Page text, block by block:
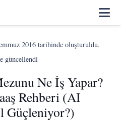
2016tarihinde oluşturuldu.
güncellendi
Ne İş Yapar?
Rehberi (AI
Güçleniyor?)